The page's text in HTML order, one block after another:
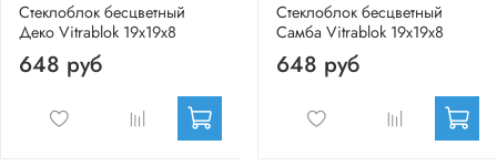
Стеклоблок бесцветный
Деко Vitrablok 19х19х8
648 руб
Стеклоблок бесцветный
Самба Vitrablok 19х19х8
648 руб